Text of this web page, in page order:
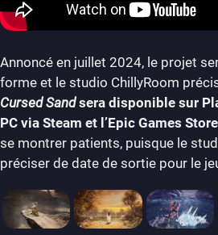
Annoncé en juillet 2024, le projet
forme et le studio ChillyRoom
Cursed Sandsera disponible sur
PC via Steam et l’Epic Games Store
se montrer patients, puisque le
préciser de date de sortie pour le